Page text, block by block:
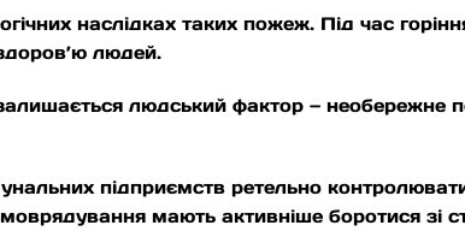
наслідках таких пожеж. Під час
людей.
людський фактор — необережне
підприємств ретельно
мають активніше боротися зі